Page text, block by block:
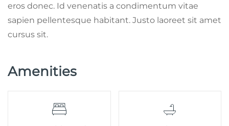
eros donec. Id venenatis a condimentum vitae
sapien pellentesque habitant. Justo laoreet sit amet
cursus sit.
Amenities